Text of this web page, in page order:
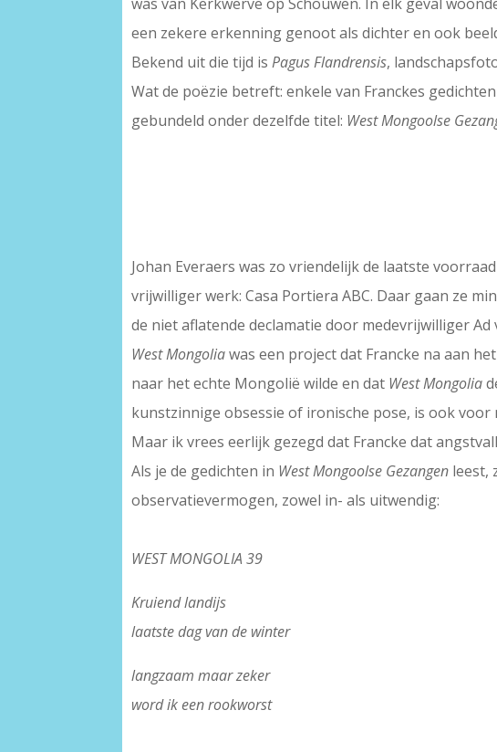
een zekere erkenning genoot als dichter en ook
Bekend uit die tijd isPagus Flandrensis,
Wat de poëzie betreft: enkele van Franckes
gebundeld onder dezelfde titel: West Mongoolse
Johan Everaers was zo vriendelijk de laatste
vrijwilliger werk: Casa Portiera ABC. Daar gaan ze
de niet aflatende declamatie door medevrijwilliger Ad
West Mongoliawas een project dat Francke na aan
naar het echte Mongolië wilde en dat West Mongolia
kunstzinnige obsessie of ironische pose, is ook
Maar ik vrees eerlijk gezegd dat Francke dat
Als je de gedichten in West Mongoolse Gezangen leest,
observatievermogen, zowel in- als uitwendig:
WEST MONGOLIA 39
Kruiend landijs
laatste dag van de winter
langzaam maar zeker
word ik een rookworst